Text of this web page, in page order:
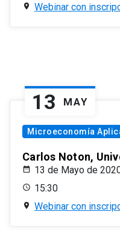
Webinar con
13 MAY
Microeconomía
Carlos Noton,
13 de Mayo de
15:30
Webinar con